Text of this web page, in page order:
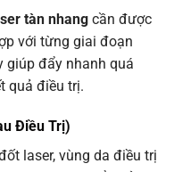
tàn nhang cần được
với từng giai đoạn
giúp đẩy nhanh quá
quả điều trị.
Điều Trị)
laser, vùng da điều trị